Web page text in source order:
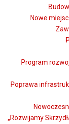
Nowe
Program
Poprawa
„Rozwijamy